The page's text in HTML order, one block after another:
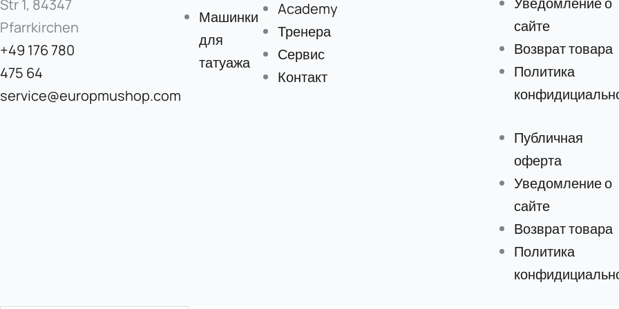
Str 1, 84347
Pfarrkirchen
+49 176 780
475 64
service@europmushop.com
Машинки
для
татуажа
Academy
Тренера
Сервис
Контакт
сайте
Возврат товара
Политика
Публичная
оферта
Уведомление о
сайте
Возврат товара
Политика